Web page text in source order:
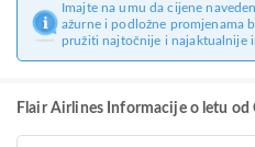
Imajte na umu da cijene
ažurne i podložne promjenama
pružiti najtočnije i najaktualnije
Flair Airlines Informacije o letu od